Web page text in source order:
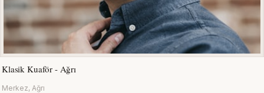
Klasik Kuaför - Ağrı
Merkez, Ağrı